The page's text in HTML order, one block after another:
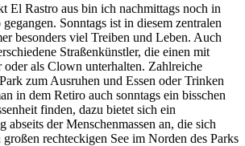
El Rastro aus bin ich nachmittags noch in
Sonntags ist in diesem zentralen
besonders viel Treiben und Leben. Auch
Straßenkünstler, die einen mit
oder als Clown unterhalten. Zahlreiche
zum Ausruhen und Essen oder Trinken
in dem Retiro auch sonntags ein bisschen
finden, dazu bietet sich ein
abseits der Menschenmassen an, die sich
rechteckigen See im Norden des Parks